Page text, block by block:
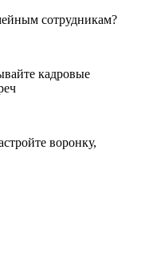
сотрудникам?
кадровые
воронку,